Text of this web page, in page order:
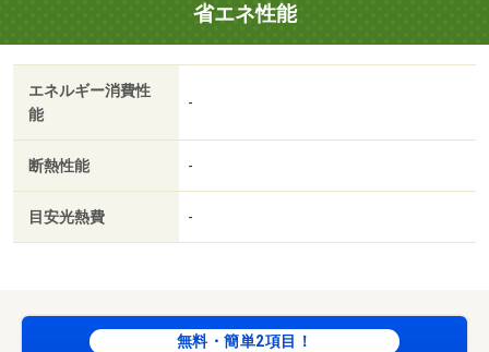
ください。・駐輪場：有/鍵交換代 13200円
省エネ性能
エネルギー消費性
能
-
断熱性能 -
目安光熱費 -
無料・簡単2項目！